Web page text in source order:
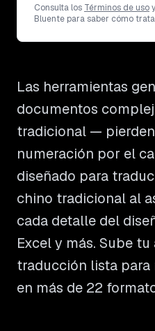
Consulta los Términos de uso
Bluente para saber cómo
Las herramientas
documentos
tradicional —
numeración por el
diseñado para
chino tradicional al
cada detalle del
Excel y más. Sube
traducción lista para
en más de 22